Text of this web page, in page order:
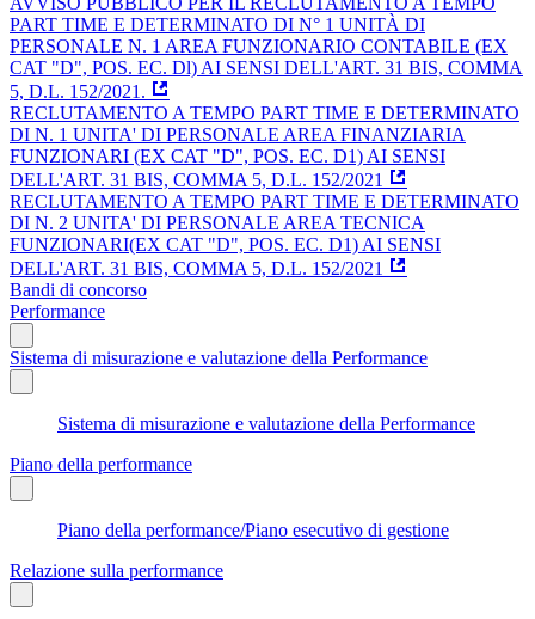
PART TIME E DETERMINATO DI N° 1 UNITÀ DI
PERSONALE N. 1 AREA FUNZIONARIO CONTABILE (EX
CAT "D", POS. EC. Dl) AI SENSI DELL'ART. 31 BIS, COMMA
5, D.L. 152/2021.
RECLUTAMENTO A TEMPO PART TIME E DETERMINATO
DI N. 1 UNITA' DI PERSONALE AREA FINANZIARIA
FUNZIONARI (EX CAT "D", POS. EC. D1) AI SENSI
DELL'ART. 31 BIS, COMMA 5, D.L. 152/2021
RECLUTAMENTO A TEMPO PART TIME E DETERMINATO
DI N. 2 UNITA' DI PERSONALE AREA TECNICA
FUNZIONARI(EX CAT "D", POS. EC. D1) AI SENSI
DELL'ART. 31 BIS, COMMA 5, D.L. 152/2021
Bandi di concorso
Performance
Sistema di misurazione e valutazione della Performance
Sistema di misurazione e valutazione della Performance
Piano della performance
Piano della performance/Piano esecutivo di gestione
Relazione sulla performance